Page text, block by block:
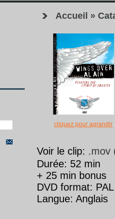
Accueil »
cliquez pour agrandir
Voir le clip: .mov
Durée: 52 min
+ 25 min bonus
DVD format: PAL
Langue: Anglais